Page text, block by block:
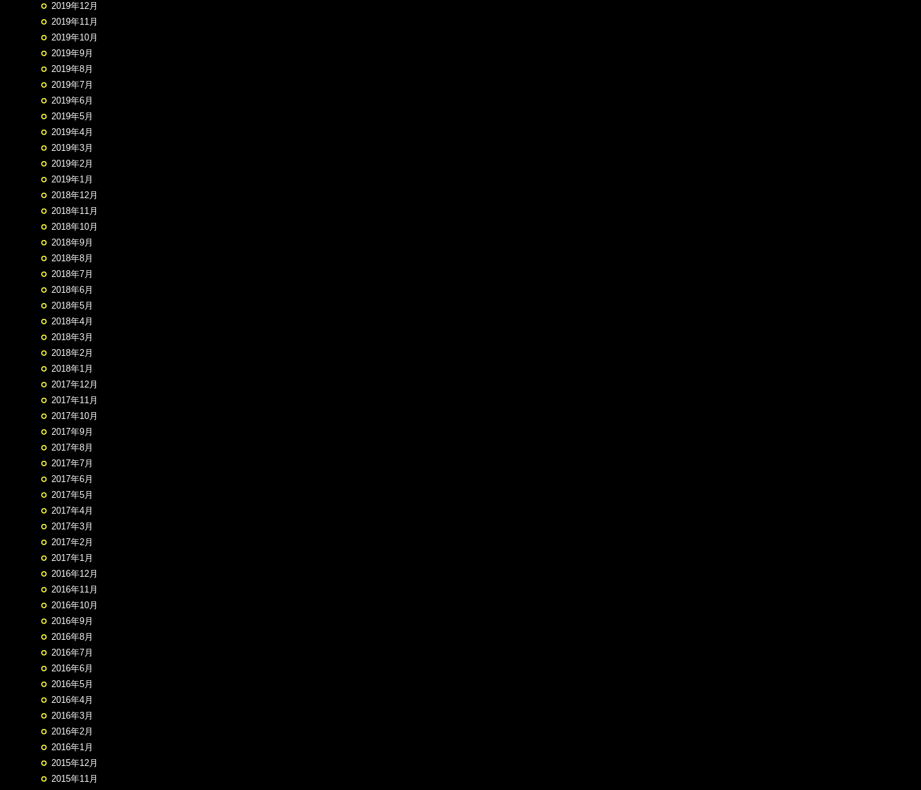
2019年12月
2019年11月
2019年10月
2019年9月
2019年8月
2019年7月
2019年6月
2019年5月
2019年4月
2019年3月
2019年2月
2019年1月
2018年12月
2018年11月
2018年10月
2018年9月
2018年8月
2018年7月
2018年6月
2018年5月
2018年4月
2018年3月
2018年2月
2018年1月
2017年12月
2017年11月
2017年10月
2017年9月
2017年8月
2017年7月
2017年6月
2017年5月
2017年4月
2017年3月
2017年2月
2017年1月
2016年12月
2016年11月
2016年10月
2016年9月
2016年8月
2016年7月
2016年6月
2016年5月
2016年4月
2016年3月
2016年2月
2016年1月
2015年12月
2015年11月